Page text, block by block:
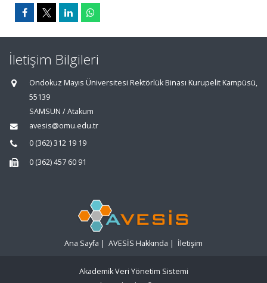
İletişim Bilgileri
Ondokuz Mayıs Üniversitesi Rektörlük Binası Kurupelit Kampüsü,
55139
SAMSUN / Atakum
avesis@omu.edu.tr
0 (362) 312 19 19
0 (362) 457 60 91
Ana Sayfa | AVESİS Hakkında | İletişim
Akademik Veri Yönetim Sistemi